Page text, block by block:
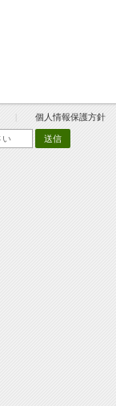
個人情報保護方針
送信